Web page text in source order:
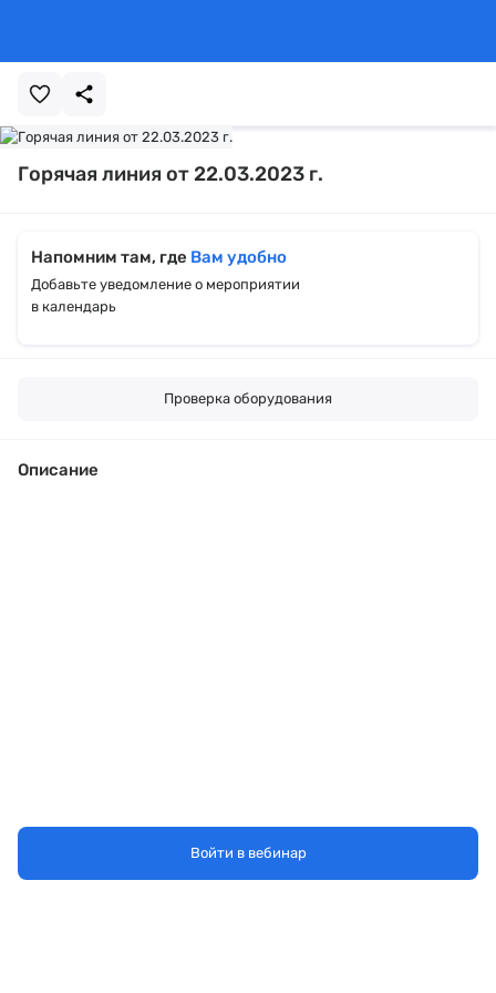
Горячая линия от 22.03.2023 г.
Напомним там, где Вам удобно
Добавьте уведомление о мероприятии
в календарь
Проверка оборудования
Описание
Войти в вебинар